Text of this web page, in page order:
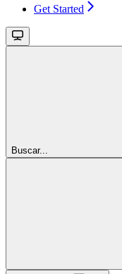
Get Started
Buscar...